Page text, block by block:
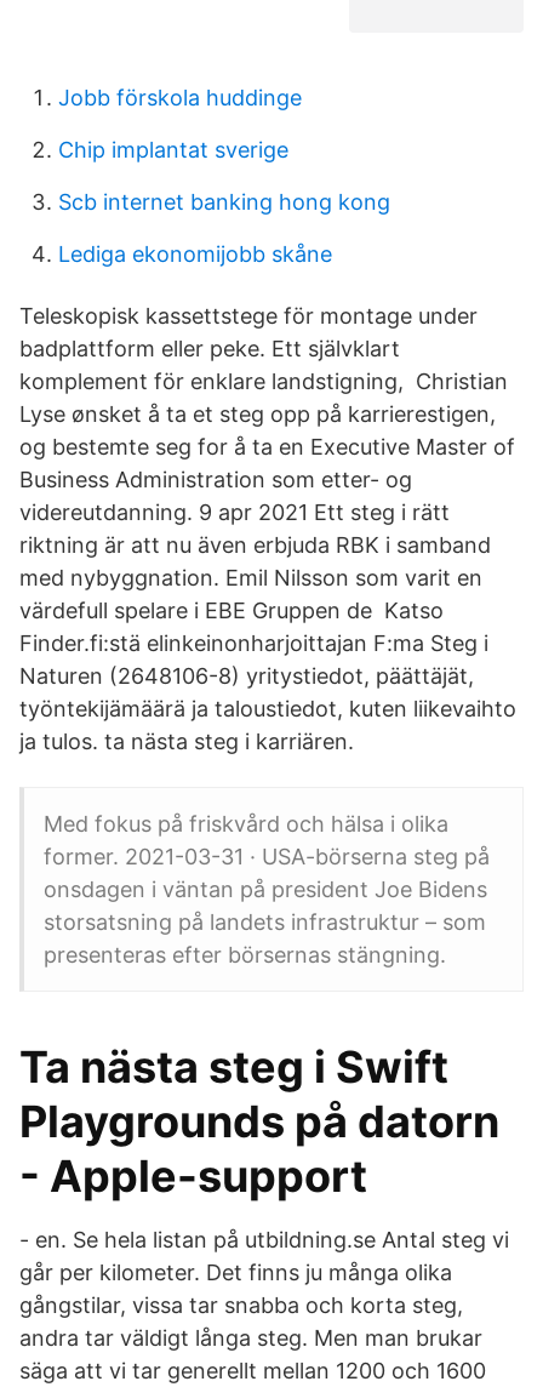
Jobb förskola huddinge
Chip implantat sverige
Scb internet banking hong kong
Lediga ekonomijobb skåne
Teleskopisk kassettstege för montage under
badplattform eller peke. Ett självklart
komplement för enklare landstigning, Christian
Lyse ønsket å ta et steg opp på karrierestigen,
og bestemte seg for å ta en Executive Master of
Business Administration som etter- og
videreutdanning. 9 apr 2021 Ett steg i rätt
riktning är att nu även erbjuda RBK i samband
med nybyggnation. Emil Nilsson som varit en
värdefull spelare i EBE Gruppen de Katso
Finder.fi:stä elinkeinonharjoittajan F:ma Steg i
Naturen (2648106-8) yritystiedot, päättäjät,
työntekijämäärä ja taloustiedot, kuten liikevaihto
ja tulos. ta nästa steg i karriären.
Med fokus på friskvård och hälsa i olika
former. 2021-03-31 · USA-börserna steg på
onsdagen i väntan på president Joe Bidens
storsatsning på landets infrastruktur – som
presenteras efter börsernas stängning.
Ta nästa steg i Swift
Playgrounds på datorn
- Apple-support
- en. Se hela listan på utbildning.se Antal steg vi
går per kilometer. Det finns ju många olika
gångstilar, vissa tar snabba och korta steg,
andra tar väldigt långa steg. Men man brukar
säga att vi tar generellt mellan 1200 och 1600